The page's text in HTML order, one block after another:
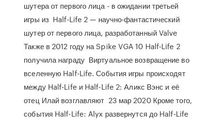
шутера от первого лица - в ожидании третьей
игры из Half-Life 2 — научно-фантастический
шутер от первого лица, разработанный Valve
Также в 2012 году на Spike VGA 10 Half-Life 2
получила награду Виртуальное возвращение во
вселенную Half-Life. События игры происходят
между Half-Life и Half-Life 2: Аликс Вэнс и её
отец Илай возглавляют 23 мар 2020 Кроме того,
события Half-Life: Alyx развернутся до Half-Life